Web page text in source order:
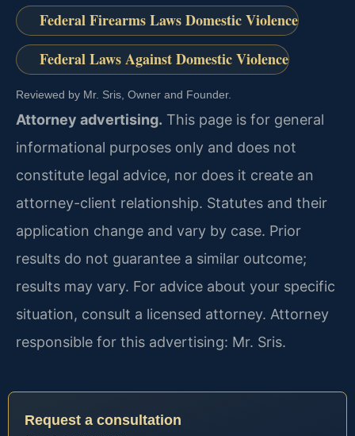
Federal Firearms Laws Domestic Violence
Federal Laws Against Domestic Violence
Reviewed by Mr. Sris, Owner and Founder.
Attorney advertising. This page is for general
informational purposes only and does not
constitute legal advice, nor does it create an
attorney-client relationship. Statutes and their
application change and vary by case. Prior
results do not guarantee a similar outcome;
results may vary. For advice about your specific
situation, consult a licensed attorney. Attorney
responsible for this advertising: Mr. Sris.
Request a consultation